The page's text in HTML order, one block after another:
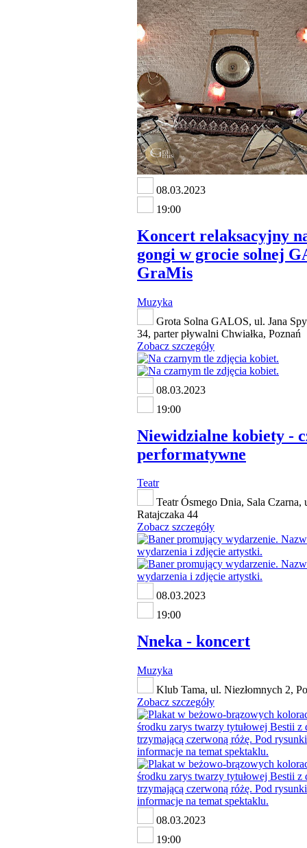
08.03.2023
19:00
Koncert relaksacyjny
gongi w grocie solnej
GraMis
Muzyka
Grota Solna GALOS, ul. Jana
34, parter pływalni Chwiałka, Poznań
Zobacz szczegóły
08.03.2023
19:00
Niewidzialne kobiety -
performatywne
Teatr
Teatr Ósmego Dnia, Sala Czarna,
Ratajczaka 44
Zobacz szczegóły
08.03.2023
19:00
Nneka - koncert
Muzyka
Klub Tama, ul. Niezłomnych 2,
Zobacz szczegóły
08.03.2023
19:00